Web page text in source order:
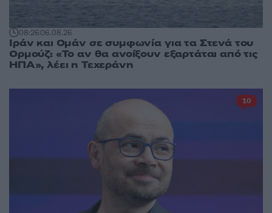
08:2606.08.26
Ιράν και Ομάν σε συμφωνία για τα Στενά του
Ορμούζ: «Το αν θα ανοίξουν εξαρτάται από τις
ΗΠΑ», λέει η Τεχεράνη
10